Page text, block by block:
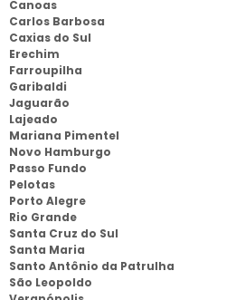
Canoas
Carlos Barbosa
Caxias do Sul
Erechim
Farroupilha
Garibaldi
Jaguarão
Lajeado
Mariana Pimentel
Novo Hamburgo
Passo Fundo
Pelotas
Porto Alegre
Rio Grande
Santa Cruz do Sul
Santa Maria
Santo Antônio da Patrulha
São Leopoldo